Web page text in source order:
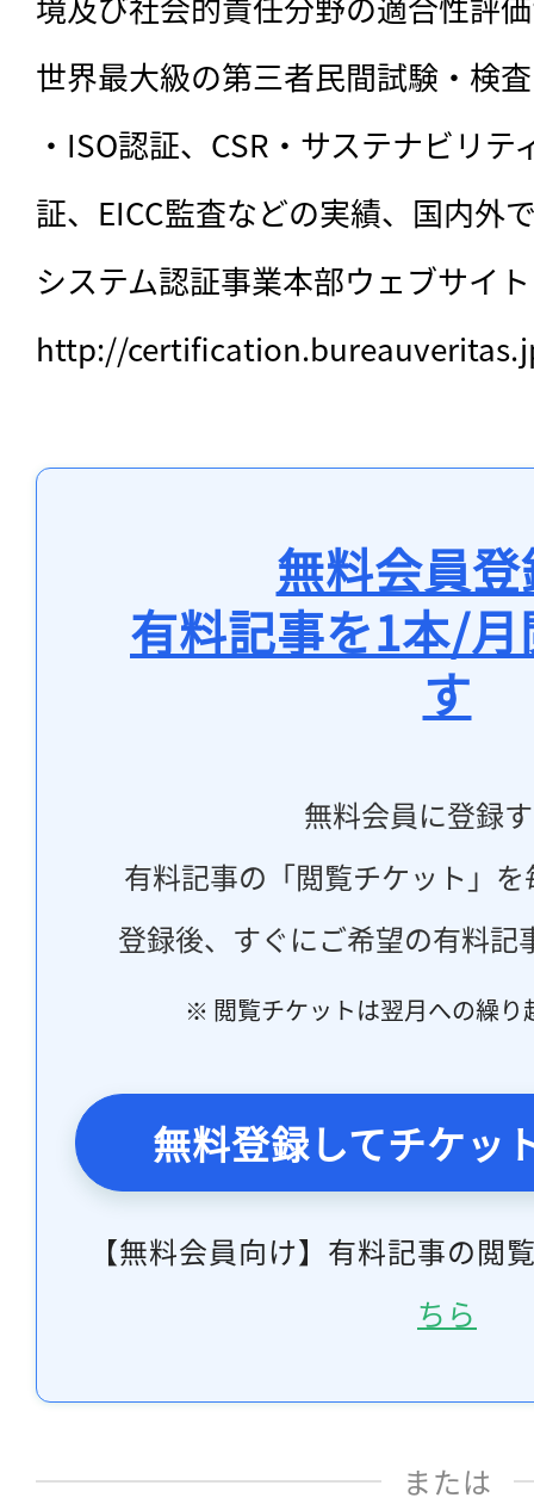
世界最大級の第三者民間試験・検
・ISO認証、CSR・サステナビリ
証、EICC監査などの実績、国内外
システム認証事業本部ウェブサ
http://
無料会員
有料記事を1本/
す
無料会員に登録
有料記事の「閲覧チケット」
登録後、すぐにご希望の有料記
※ 閲覧チケットは翌月への繰り
無料登録してチケッ
【無料会員向け】有料記事の閲
ちら
または